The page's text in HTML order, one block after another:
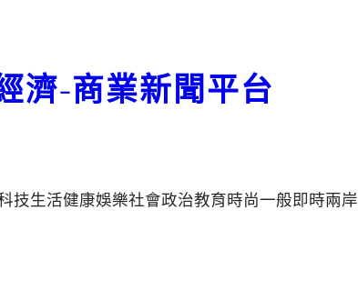
濟-商業新聞平台
技生活健康娛樂社會政治教育時尚一般即時兩岸